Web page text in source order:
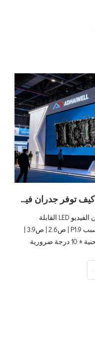
الدليل النهائي لتحويل الأحداث: كيف توفر جدران فيديو LED للإيجار المعيارية من ADHAIWELL مرئيات لا تُنسى
قم بتحويل حدثك القادم باستخدام جدران الفيديو LED القابلة
للتأجير من ADHAIWELL. تعرف على السبب P1.9 | ص2.6 | ص3.9 |
3840 هرتز | تعد شاشة LED للإيجار المنحنية ± 10 درجة ضرورية